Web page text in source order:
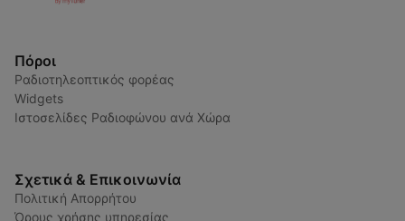
Πόροι
Ραδιοτηλεοπτικός φορέας
Widgets
Ιστοσελίδες Ραδιοφώνου ανά Χώρα
Σχετικά & Επικοινωνία
Πολιτική Απορρήτου
Όρους χρήσης υπηρεσίας